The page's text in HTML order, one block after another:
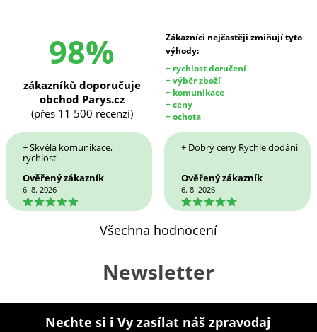
98%
Zákazníci nejčastěji zmiňují tyto
výhody:
+ rychlost doručení
+ výběr zboží
+ komunikace
+ ceny
+ ochota
zákazníků doporučuje
obchod Parys.cz
(přes 11 500 recenzí)
+ Skvělá komunikace,
rychlost
Ověřený zákazník
6. 8. 2026
5
+ Dobrý ceny Rychle dodání
Ověřený zákazník
6. 8. 2026
5
Všechna hodnocení
Newsletter
Nechte si i Vy zasílat náš zpravodaj